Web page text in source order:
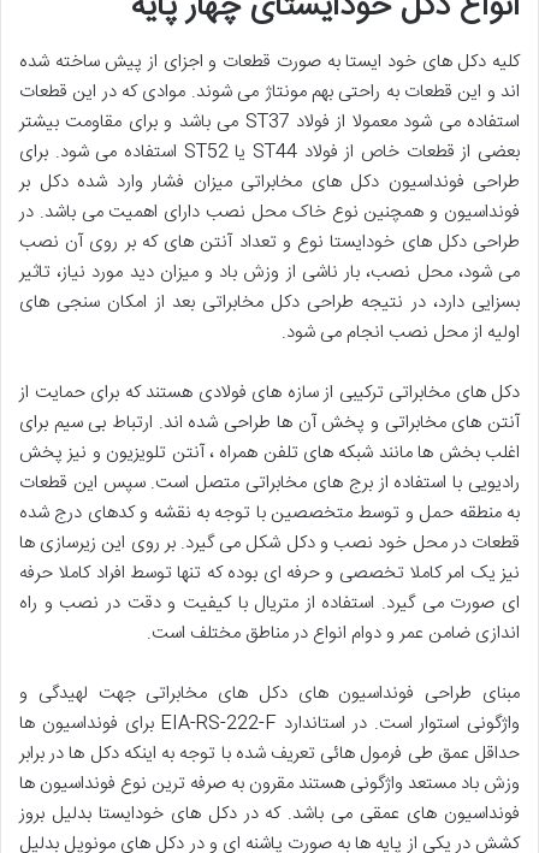
کلیه دکل های خود ایستا به صورت قطعات و اجزای از پیش ساخته شده
اند و این قطعات به راحتی بهم مونتاژ می شوند. موادی که در این قطعات
استفاده می شود معمولا از فولاد ST37 می باشد و برای مقاومت بیشتر
بعضی از قطعات خاص از فولاد ST44 یا ST52 استفاده می شود. برای
طراحی فونداسیون دکل های مخابراتی میزان فشار وارد شده دکل بر
فونداسیون و همچنین نوع خاک محل نصب دارای اهمیت می باشد. در
طراحی دکل های خودایستا نوع و تعداد آنتن های که بر روی آن نصب
می شود، محل نصب، بار ناشی از وزش باد و میزان دید مورد نیاز، تاثیر
بسزایی دارد، در نتیجه طراحی دکل مخابراتی بعد از امکان سنجی های
اولیه از محل نصب انجام می شود.
دکل های مخابراتی ترکیبی از سازه های فولادی هستند که برای حمایت از
آنتن های مخابراتی و پخش آن ها طراحی شده اند. ارتباط بی‌ سیم برای
اغلب بخش‌ ها مانند شبکه‌ های تلفن همراه ، آنتن تلویزیون و نیز پخش
رادیویی با استفاده از برج‌ های مخابراتی متصل است. سپس این قطعات
به منطقه حمل و توسط متخصصین با توجه به نقشه و کدهای درج شده
قطعات در محل خود نصب و دکل شکل می گیرد. بر روی این زیرسازی ها
نیز یک امر کاملا تخصصی و حرفه ای بوده که تنها توسط افراد کاملا حرفه
ای صورت می گیرد. استفاده از متریال با کیفیت و دقت در نصب و راه
اندازی ضامن عمر و دوام انواع در مناطق مختلف است.
مبنای طراحی فونداسیون های دکل های مخابراتی جهت لهیدگی و
واژگونی استوار است. در استاندارد EIA-RS-222-F برای فونداسیون ها
حداقل عمق طی فرمول هائی تعریف شده با توجه به اینکه دکل ها در برابر
وزش باد مستعد واژگونی هستند مقرون به صرفه ترین نوع فونداسیون ها
فونداسیون های عمقی می باشد. که در دکل های خودایستا بدلیل بروز
کشش در یکی از پایه ها به صورت پاشنه ای و در دکل های مونوپل بدلیل